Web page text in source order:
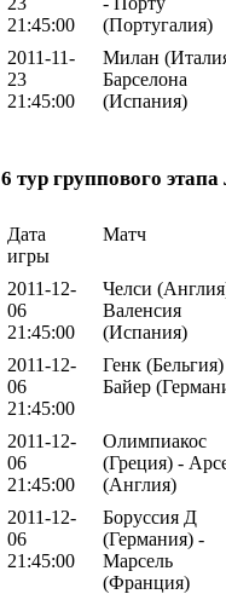
21:45:00
(Португалия)
2011-11-
23
21:45:00
Милан
Барселона
(Испания)
6 тур группового
Дата
игры
Матч
2011-12-
06
21:45:00
Челси
Валенсия
(Испания)
2011-12-
06
21:45:00
Генк
Байер
2011-12-
06
21:45:00
Олимпиакос
(Греция) -
(Англия)
2011-12-
06
21:45:00
Боруссия Д
(Германия) -
Марсель
(Франция)